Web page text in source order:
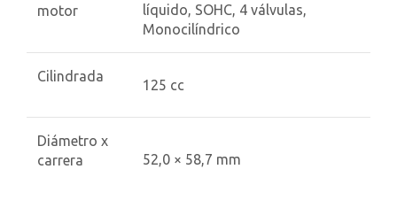
motor
líquido, SOHC, 4 válvulas,
Monocilíndrico
Cilindrada
125 cc
Diámetro x
carrera
52,0 × 58,7 mm